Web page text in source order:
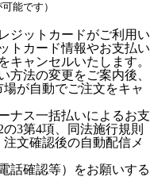
能です）
ジットカードがご利用い
トカード情報やお支払い
キャンセルいたします。
方法の変更をご案内後、
が自動でご注文をキャ
ナス一括払いによるお支
3第4項、同法施行規則
文確認後の自動配信メ
話確認等）をお願いする